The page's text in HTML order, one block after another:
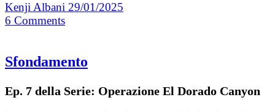
Kenji Albani 29/01/2025
6 Comments
Sfondamento
Ep. 7 della Serie: Operazione El Dorado Canyon